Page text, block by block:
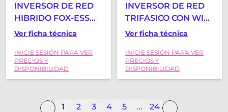
INVERSOR DE RED
HIBRIDO FOX-ESS
H1-3.7K
WIFI Y CT
Ver ficha técnica
INICIE SESIÓN PARA VER
PRECIOS Y
DISPONIBILIDAD
INVERSOR DE RED
TRIFASICO CON WIFI
FOX-ESS T3 3KW
Ver ficha técnica
INICIE SESIÓN PARA VER
PRECIOS Y
DISPONIBILIDAD
1 2 3 4 5 ... 24